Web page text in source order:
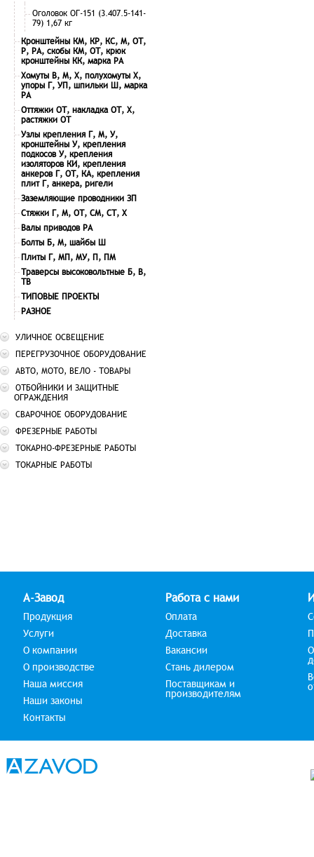
Оголовок ОГ-151 (3.407.5-141-
79) 1,67 кг
Кронштейны КМ, КР, КС, М, ОТ,
Р, РА, скобы КМ, ОТ, крюк
кронштейны КК, марка РА
Хомуты В, М, Х, полухомуты Х,
упоры Г, УП, шпильки Ш, марка
РА
Оттяжки ОТ, накладка ОТ, Х,
растяжки ОТ
Узлы крепления Г, М, У,
кронштейны У, крепления
подкосов У, крепления
изоляторов КИ, крепления
анкеров Г, ОТ, КА, крепления
плит Г, анкера, ригели
Заземляющие проводники ЗП
Стяжки Г, М, ОТ, СМ, СТ, Х
Валы приводов РА
Болты Б, М, шайбы Ш
Плиты Г, МП, МУ, П, ПМ
Траверсы высоковольтные Б, В,
ТВ
ТИПОВЫЕ ПРОЕКТЫ
РАЗНОЕ
УЛИЧНОЕ ОСВЕЩЕНИЕ
ПЕРЕГРУЗОЧНОЕ ОБОРУДОВАНИЕ
АВТО, МОТО, ВЕЛО - ТОВАРЫ
ОТБОЙНИКИ И ЗАЩИТНЫЕ
ОГРАЖДЕНИЯ
СВАРОЧНОЕ ОБОРУДОВАНИЕ
ФРЕЗЕРНЫЕ РАБОТЫ
ТОКАРНО-ФРЕЗЕРНЫЕ РАБОТЫ
ТОКАРНЫЕ РАБОТЫ
А-Завод
Продукция
Услуги
О компании
О производстве
Наша миссия
Наши законы
Контакты
Работа с нами
Оплата
Доставка
Вакансии
Стань дилером
Поставщикам и
производителям